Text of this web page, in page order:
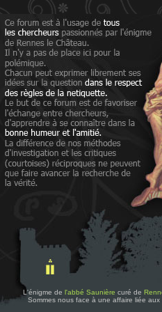
L'énigme de l'abbé Saunière curé de
Sommes nous face à une affaire liée aux